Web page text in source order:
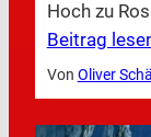
Hoch zu
Beitrag
Von Oliver